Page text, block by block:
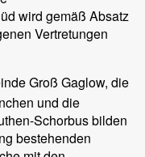
wird gemäß Absatz
Vertretungen
Groß Gaglow, die
und die
Schorbus bilden
bestehenden